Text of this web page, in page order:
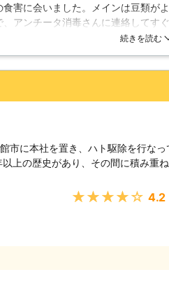
なら、調査とお見積りを無料で承
策の相談をする方にも、安心してご
めないで弊社にお任せ下さい！
害に会いました。メインは豆類がよ
アンチータ消毒さんに連絡してす
鳩のみだけが嫌がる対策をしてくれ
続きを読む
市に本社を置き、ハト駆除を行なっ
上の歴史があり、その間に積み重ね
困らせるハトをしっかりと追い払う
ん、北海道の大地のさまざまな地域
、愛嬌もあるためにエサを与えてみ
★★★★★ 4.2